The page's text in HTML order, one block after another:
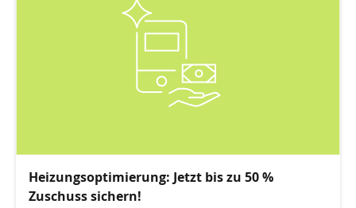
Heizungsoptimierung: Jetzt bis zu 50 %
Zuschuss sichern!